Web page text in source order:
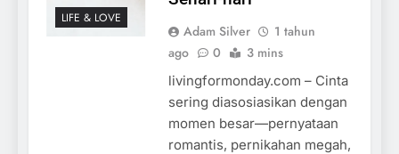
LIFE & LOVE
Adam Silver
1 tahun
ago
0 3 mins
livingformonday.com – Cinta
sering diasosiasikan dengan
momen besar—pernyataan
romantis, pernikahan megah,